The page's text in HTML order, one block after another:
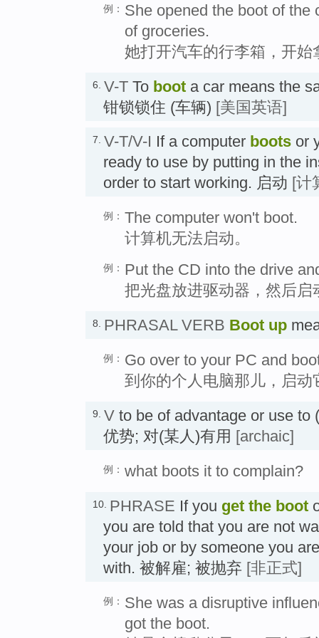
例： She opened the boot of the
of groceries.
她打开汽车的行李箱，开始
6. V-T To boot a car means the
钳锁锁住 (车辆) [美国英语]
7. V-T/V-I If a computer boots or
ready to use by putting in the
order to start working. 启动 [计
例： The computer won't boot.
计算机无法启动。
例： Put the CD into the drive
把光盘放进驱动器，然后启
8. PHRASAL VERB Boot up
例： Go over to your PC and
到你的个人电脑那儿，启动
9. V to be of advantage or use to
优势; 对(某人)有用 [archaic]
例： what boots it to complain?
10. PHRASE If you get the boot
you are told that you are not
your job or by someone you
with. 被解雇; 被抛弃 [非正式]
例： She was a disruptive
got the boot.